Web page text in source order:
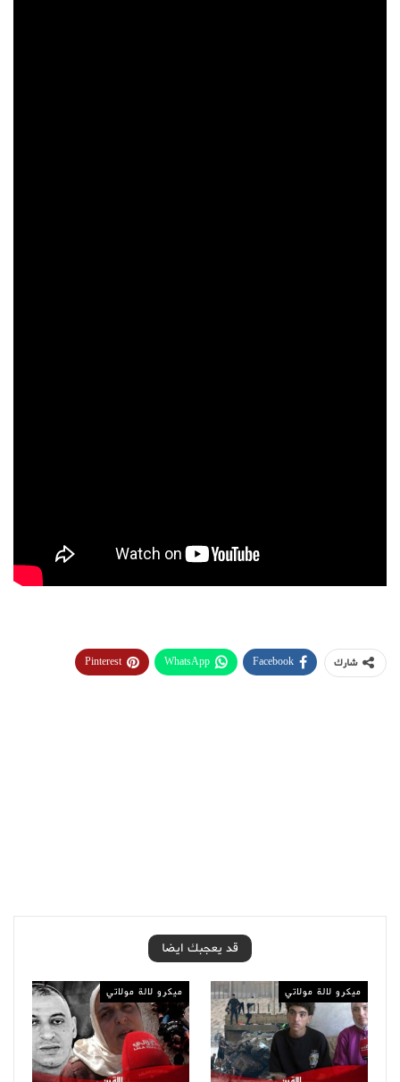
شارك Facebook
WhatsApp
Pinterest
قد يعجبك ايضا
ميكرو لالة مولاتي ميكرو لالة مولاتي